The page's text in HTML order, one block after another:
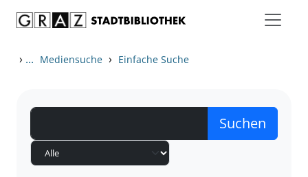
› ... Mediensuche › Einfache Suche